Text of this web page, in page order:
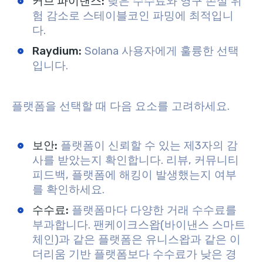
험 감소로 스테이블코인 파밍에 최적입니
다.
Raydium: Solana 사용자에게 훌륭한 선택
입니다.
플랫폼을 선택할 때 다음 요소를 고려하세요.
보안: 플랫폼이 신뢰할 수 있는 제3자의 감
사를 받았는지 확인합니다. 리뷰, 커뮤니티
피드백, 플랫폼에 해킹이 발생했는지 여부
를 확인하세요.
수수료: 플랫폼마다 다양한 거래 수수료를
부과합니다. 팬케이크스왑(바이낸스 스마트
체인)과 같은 플랫폼은 유니스왑과 같은 이
더리움 기반 플랫폼보다 수수료가 낮은 경